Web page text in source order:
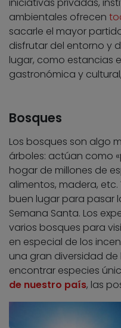
iniciativas privadas,
ambientales ofrecen
sacarle el mayor
disfrutar del entorno y
lugar, como estancias
gastronómica y
Bosques
Los bosques son algo
árboles: actúan como
hogar de millones de
alimentos, madera,
buen lugar para pasar
Semana Santa. Los
varios bosques para
en especial de los
una gran diversidad
encontrar especies
de nuestro país, las